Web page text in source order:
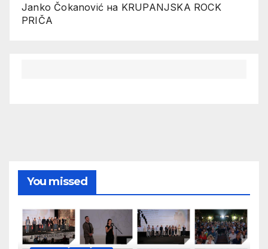
Janko Čokanović на KRUPANJSKA ROCK
PRIČA
You missed